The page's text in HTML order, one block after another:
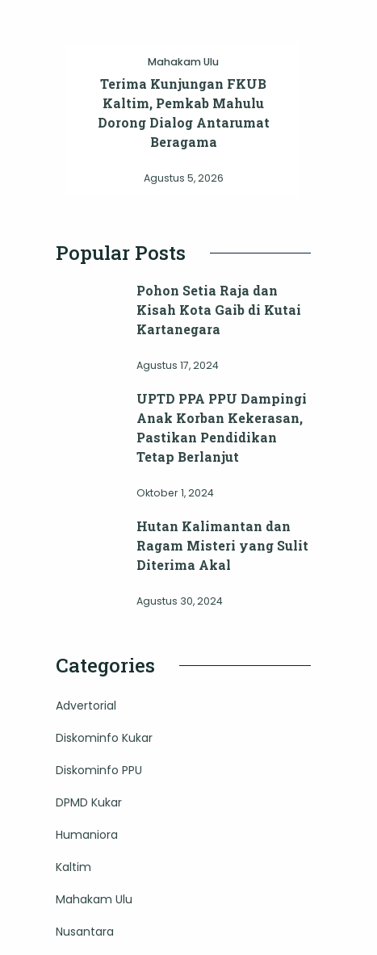
Mahakam Ulu
Terima Kunjungan FKUB
Kaltim, Pemkab Mahulu
Dorong Dialog Antarumat
Beragama
Agustus 5, 2026
Popular Posts
Pohon Setia Raja dan
Kisah Kota Gaib di Kutai
Kartanegara
Agustus 17, 2024
UPTD PPA PPU Dampingi
Anak Korban Kekerasan,
Pastikan Pendidikan
Tetap Berlanjut
Oktober 1, 2024
Hutan Kalimantan dan
Ragam Misteri yang Sulit
Diterima Akal
Agustus 30, 2024
Categories
Advertorial
Diskominfo Kukar
Diskominfo PPU
DPMD Kukar
Humaniora
Kaltim
Mahakam Ulu
Nusantara